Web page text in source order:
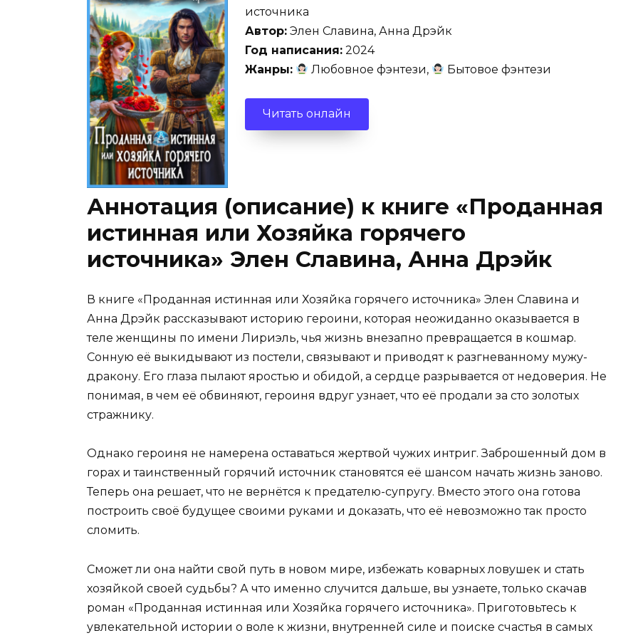
источника
Автор: Элен Славина, Анна Дрэйк
Год написания: 2024
Жанры:
Любовное фэнтези, Бытовое фэнтези
Читать онлайн
Аннотация (описание) к книге «Проданная
истинная или Хозяйка горячего
источника» Элен Славина, Анна Дрэйк
В книге «Проданная истинная или Хозяйка горячего источника» Элен Славина и
Анна Дрэйк рассказывают историю героини, которая неожиданно оказывается в
теле женщины по имени Лириэль, чья жизнь внезапно превращается в кошмар.
Сонную её выкидывают из постели, связывают и приводят к разгневанному мужу-
дракону. Его глаза пылают яростью и обидой, а сердце разрывается от недоверия. Не
понимая, в чем её обвиняют, героиня вдруг узнает, что её продали за сто золотых
стражнику.
Однако героиня не намерена оставаться жертвой чужих интриг. Заброшенный дом в
горах и таинственный горячий источник становятся её шансом начать жизнь заново.
Теперь она решает, что не вернётся к предателю-супругу. Вместо этого она готова
построить своё будущее своими руками и доказать, что её невозможно так просто
сломить.
Сможет ли она найти свой путь в новом мире, избежать коварных ловушек и стать
хозяйкой своей судьбы? А что именно случится дальше, вы узнаете, только скачав
роман «Проданная истинная или Хозяйка горячего источника». Приготовьтесь к
увлекательной истории о воле к жизни, внутренней силе и поиске счастья в самых